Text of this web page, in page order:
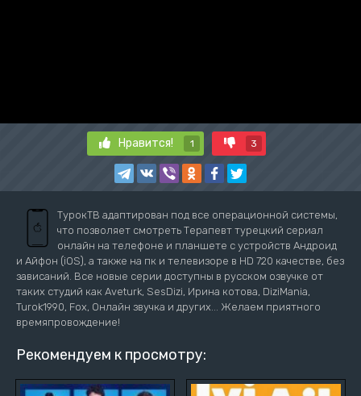
Нравится! 1 3
ТурокТВ адаптирован под все операционной системы,
что позволяет смотреть Терапевт турецкий сериал
онлайн на телефоне и планшете с устройств Андроид
и Айфон (iOS), а также на пк и телевизоре в HD 720 качестве, без
зависаний. Все новые серии доступны в русском озвучке от
таких студий как Aveturk, SesDizi, Ирина котова, DiziMania,
Turok1990, Fox, Онлайн звучка и других... Желаем приятного
времяпровождение!
Рекомендуем к просмотру: